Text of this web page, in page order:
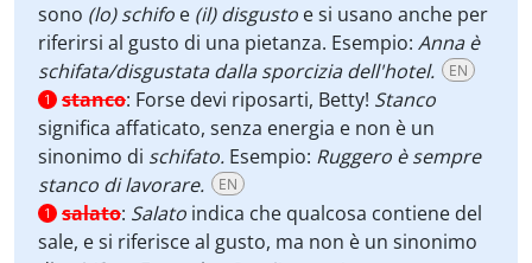
sono (lo) schifo e (il) disgusto e si usano anche per
riferirsi al gusto di una pietanza. Esempio: Anna è
schifata/disgustata dalla sporcizia dell'hotel.
EN
1 stanco: Forse devi riposarti, Betty! Stanco
significa affaticato, senza energia e non è un
sinonimo di schifato. Esempio: Ruggero è sempre
stanco di lavorare.
EN
1 salato: Salato indica che qualcosa contiene del
sale, e si riferisce al gusto, ma non è un sinonimo